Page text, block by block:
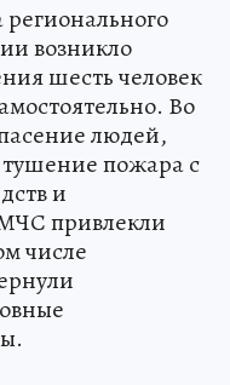
возникло
шесть человек
Во
людей,
пожара с
и
привлекли
числе